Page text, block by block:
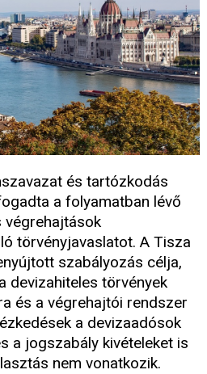
és tartózkodás
a folyamatban lévő
végrehajtások
törvényjavaslatot. A Tisza
szabályozás célja,
devizahiteles törvények
és a végrehajtói rendszer
a devizaadósok
a jogszabály kivételeket is
nem vonatkozik.